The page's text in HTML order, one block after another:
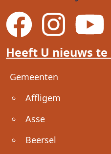
Heeft U nieuws te
Voet
Gemeenten
Affligem
Asse
Beersel